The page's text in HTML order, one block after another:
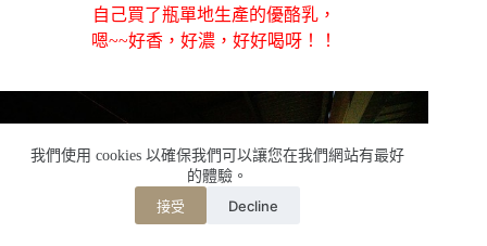
我們使用 cookies 以確保我們可以讓您在我們網站有最好
的體驗。
接受 Decline
自己買了瓶單地生產的優酪乳，
嗯~~好香，好濃，好好喝呀！！